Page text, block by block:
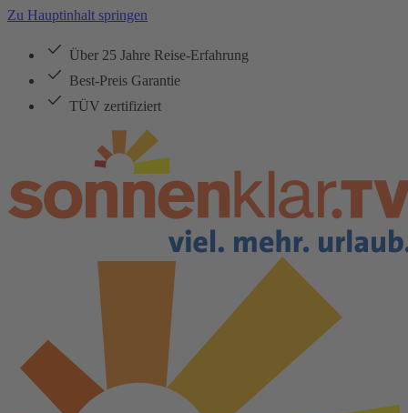
Zu Hauptinhalt springen
Über 25 Jahre Reise-Erfahrung
Best-Preis Garantie
TÜV zertifiziert